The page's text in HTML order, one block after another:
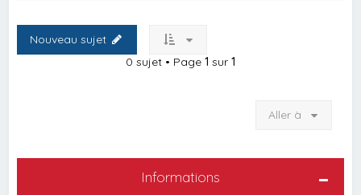
Nouveau sujet
0 sujet • Page 1 sur 1
Aller à
Informations